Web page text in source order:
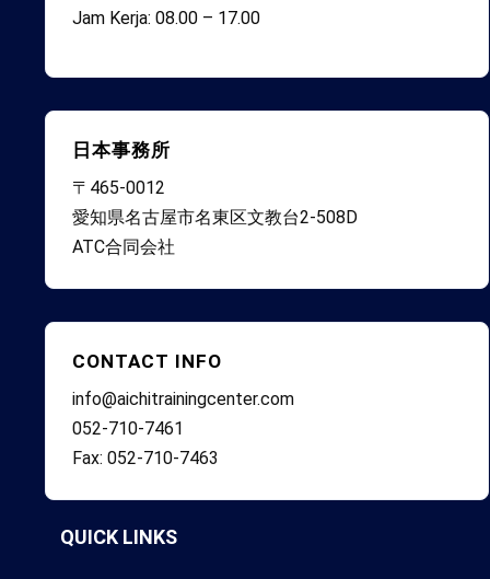
Jam Kerja: 08.00 – 17.00
日本事務所
〒465-0012
愛知県名古屋市名東区文教台2-508D
ATC合同会社
CONTACT INFO
info@aichitrainingcenter.com
052-710-7461
Fax: 052-710-7463
QUICK LINKS